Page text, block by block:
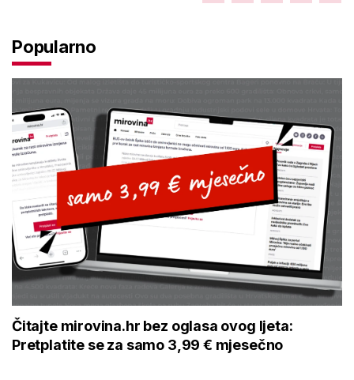
Popularno
Čitajte mirovina.hr bez oglasa ovog ljeta:
Pretplatite se za samo 3,99 € mjesečno